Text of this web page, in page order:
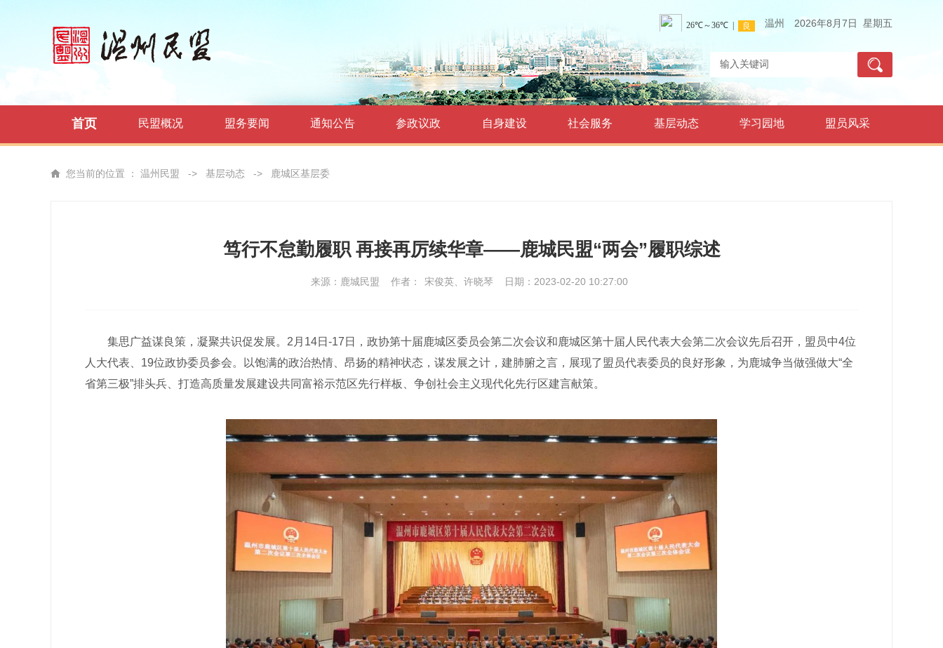
温州 2026年8月7日 星期五
首页 民盟概况 盟务要闻 通知公告 参政议政 自身建设 社会服务 基层动态 学习园地 盟员风采
您当前的位置 ： 温州民盟 -> 基层动态 -> 鹿城区基层委
笃行不怠勤履职 再接再厉续华章——鹿城民盟“两会”履职综述
来源：鹿城民盟 作者： 宋俊英、许晓琴 日期：2023-02-20 10:27:00
集思广益谋良策，凝聚共识促发展。2月14日-17日，政协第十届鹿城区委员会第二次会议和鹿城区第十届人民代表大会第二次会议先后召开，盟员中4位
人大代表、19位政协委员参会。以饱满的政治热情、昂扬的精神状态，谋发展之计，建肺腑之言，展现了盟员代表委员的良好形象，为鹿城争当做强做大“全
省第三极”排头兵、打造高质量发展建设共同富裕示范区先行样板、争创社会主义现代化先行区建言献策。